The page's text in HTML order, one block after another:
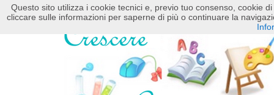
HOME POSTS RSS COMMENTS RSS
Questo sito utilizza i cookie tecnici e, previo tuo consenso, cookie
cliccare sulle informazioni per saperne di più o continuare la